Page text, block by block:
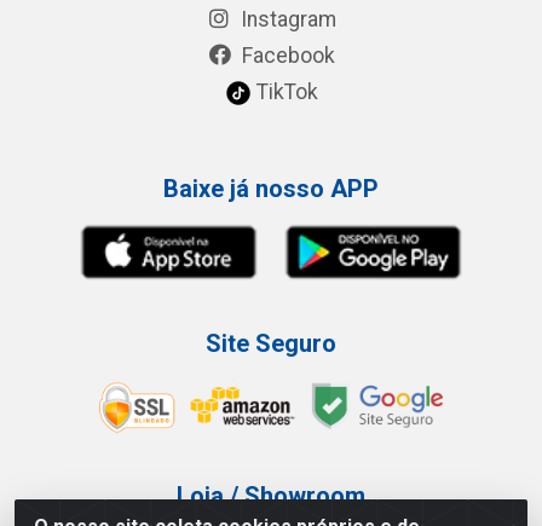
Instagram
Facebook
TikTok
Baixe já nosso APP
Site Seguro
Loja / Showroom